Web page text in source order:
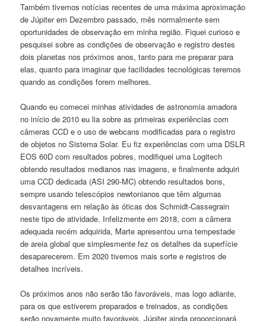
Também tivemos notícias recentes de uma máxima aproximação
de Júpiter em Dezembro passado, mês normalmente sem
oportunidades de observação em minha região. Fiquei curioso e
pesquisei sobre as condições de observação e registro destes
dois planetas nos próximos anos, tanto para me preparar para
elas, quanto para imaginar que facilidades tecnológicas teremos
quando as condições forem melhores.
Quando eu comecei minhas atividades de astronomia amadora
no início de 2010 eu lia sobre as primeiras experiências com
câmeras CCD e o uso de webcans modificadas para o registro
de objetos no Sistema Solar. Eu fiz experiências com uma DSLR
EOS 60D com resultados pobres, modifiquei uma Logitech
obtendo resultados medianos nas imagens, e finalmente adquiri
uma CCD dedicada (ASI 290-MC) obtendo resultados bons,
sempre usando telescópios newtonianos que têm algumas
desvantagens em relação às óticas dos Schmidt-Cassegrain
neste tipo de atividade. Infelizmente em 2018, com a câmera
adequada recém adquirida, Marte apresentou uma tempestade
de areia global que simplesmente fez os detalhes da superfície
desaparecerem. Em 2020 tivemos mais sorte e registros de
detalhes incríveis.
Os próximos anos não serão tão favoráveis, mas logo adiante,
para os que estiverem preparados e treinados, as condições
serão novamente muito favoráveis. Júpiter ainda proporcionará